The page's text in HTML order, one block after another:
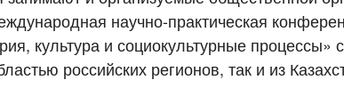
научно-практическая
культура и социокультурные процессы»
российских регионов, так и из